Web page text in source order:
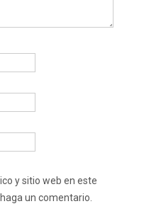
y sitio web en este
un comentario.